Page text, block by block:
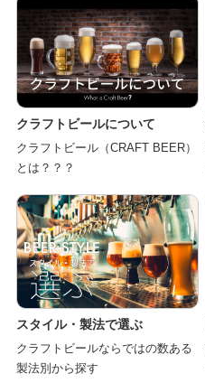
クラフトビールについて
クラフトビール（CRAFT BEER）
とは？？？
スタイル・製法で選ぶ
クラフトビールならではの数ある
製法別から探す